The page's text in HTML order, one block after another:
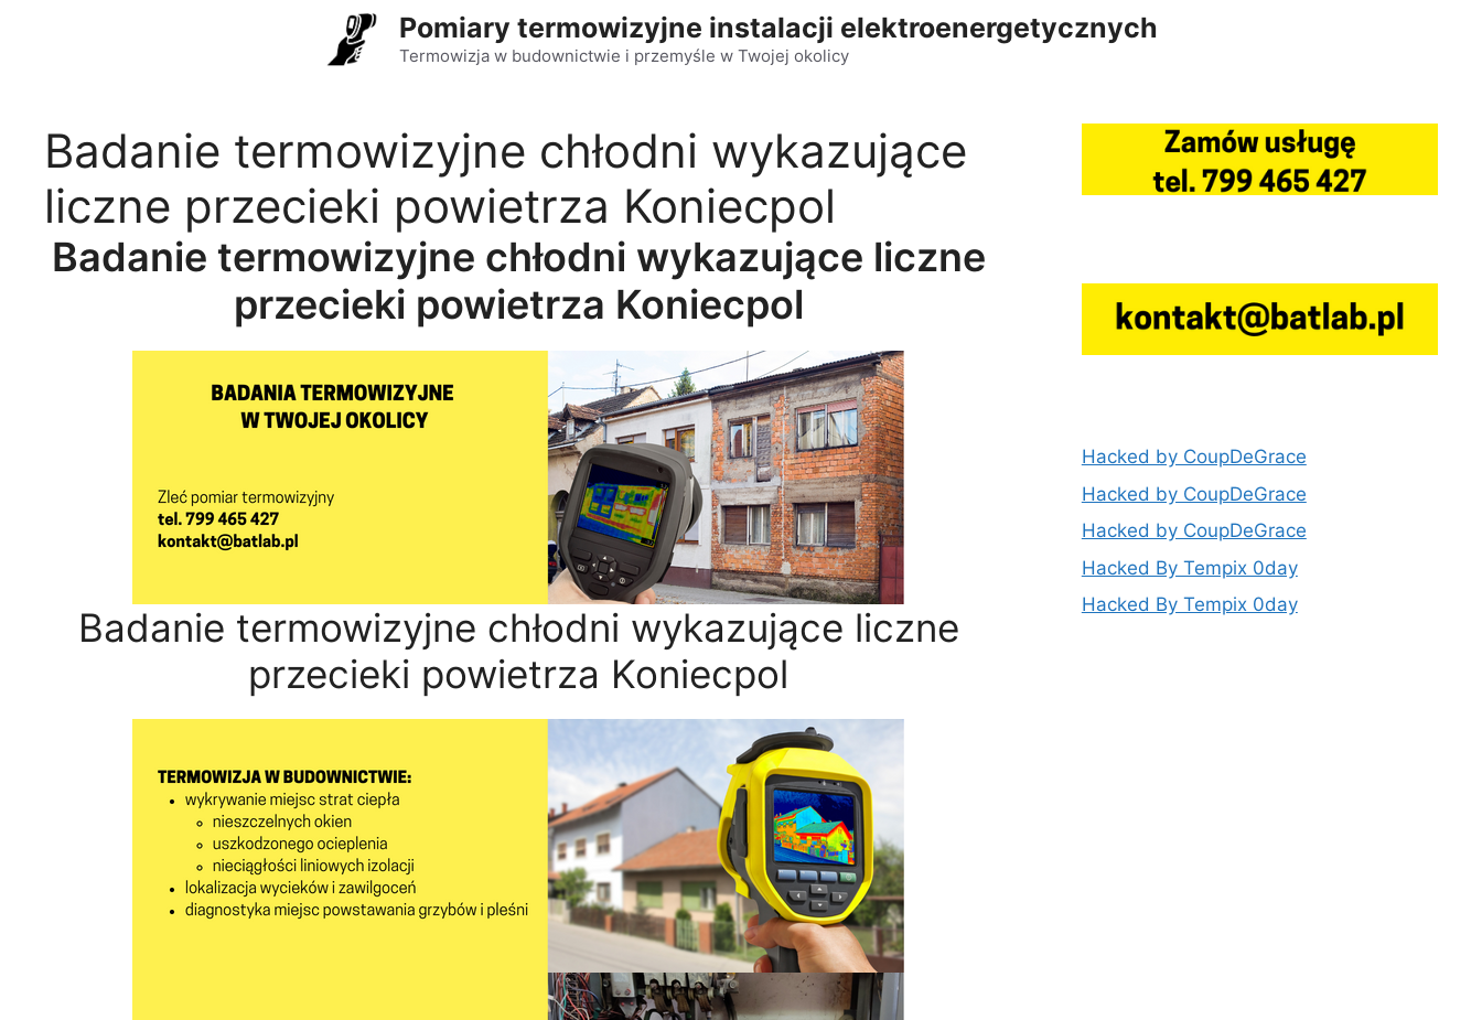
Pomiary termowizyjne instalacji elektroenergetycznych
Termowizja w budownictwie i przemyśle w Twojej okolicy
Badanie termowizyjne chłodni wykazujące
liczne przecieki powietrza Koniecpol
Badanie termowizyjne chłodni wykazujące liczne
przecieki powietrza Koniecpol
Badanie termowizyjne chłodni wykazujące liczne
przecieki powietrza Koniecpol
Hacked by CoupDeGrace
Hacked by CoupDeGrace
Hacked by CoupDeGrace
Hacked By Tempix 0day
Hacked By Tempix 0day